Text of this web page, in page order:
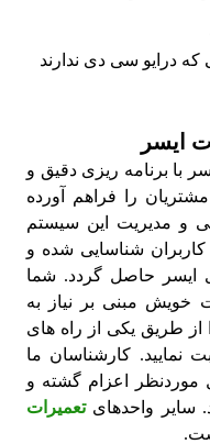
که درایو سی دی ندارند
ایسر
با برنامه ریزی دقیق و
را فراهم آورده
و مدیریت این سیستم
شناسایی شده و
ایسر حاصل گردد. شما
خویش مبنی بر نیاز به
طریق یکی از راه های
نمایید. کارشناسان ما
اعزام گشته و
سایر واحدهایتعمیرات